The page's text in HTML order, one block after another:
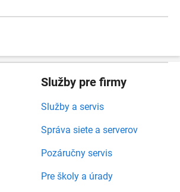
Služby pre firmy
Služby a servis
Správa siete a serverov
Pozáručny servis
Pre školy a úrady